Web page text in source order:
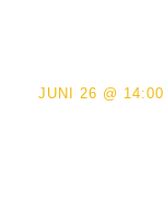
JUNI 26 @ 14:00